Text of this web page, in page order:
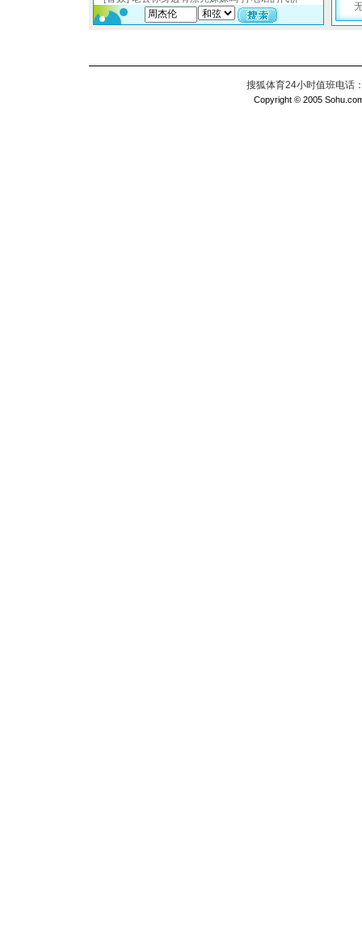
搜狐体育24小时值班电话
Copyright © 2005